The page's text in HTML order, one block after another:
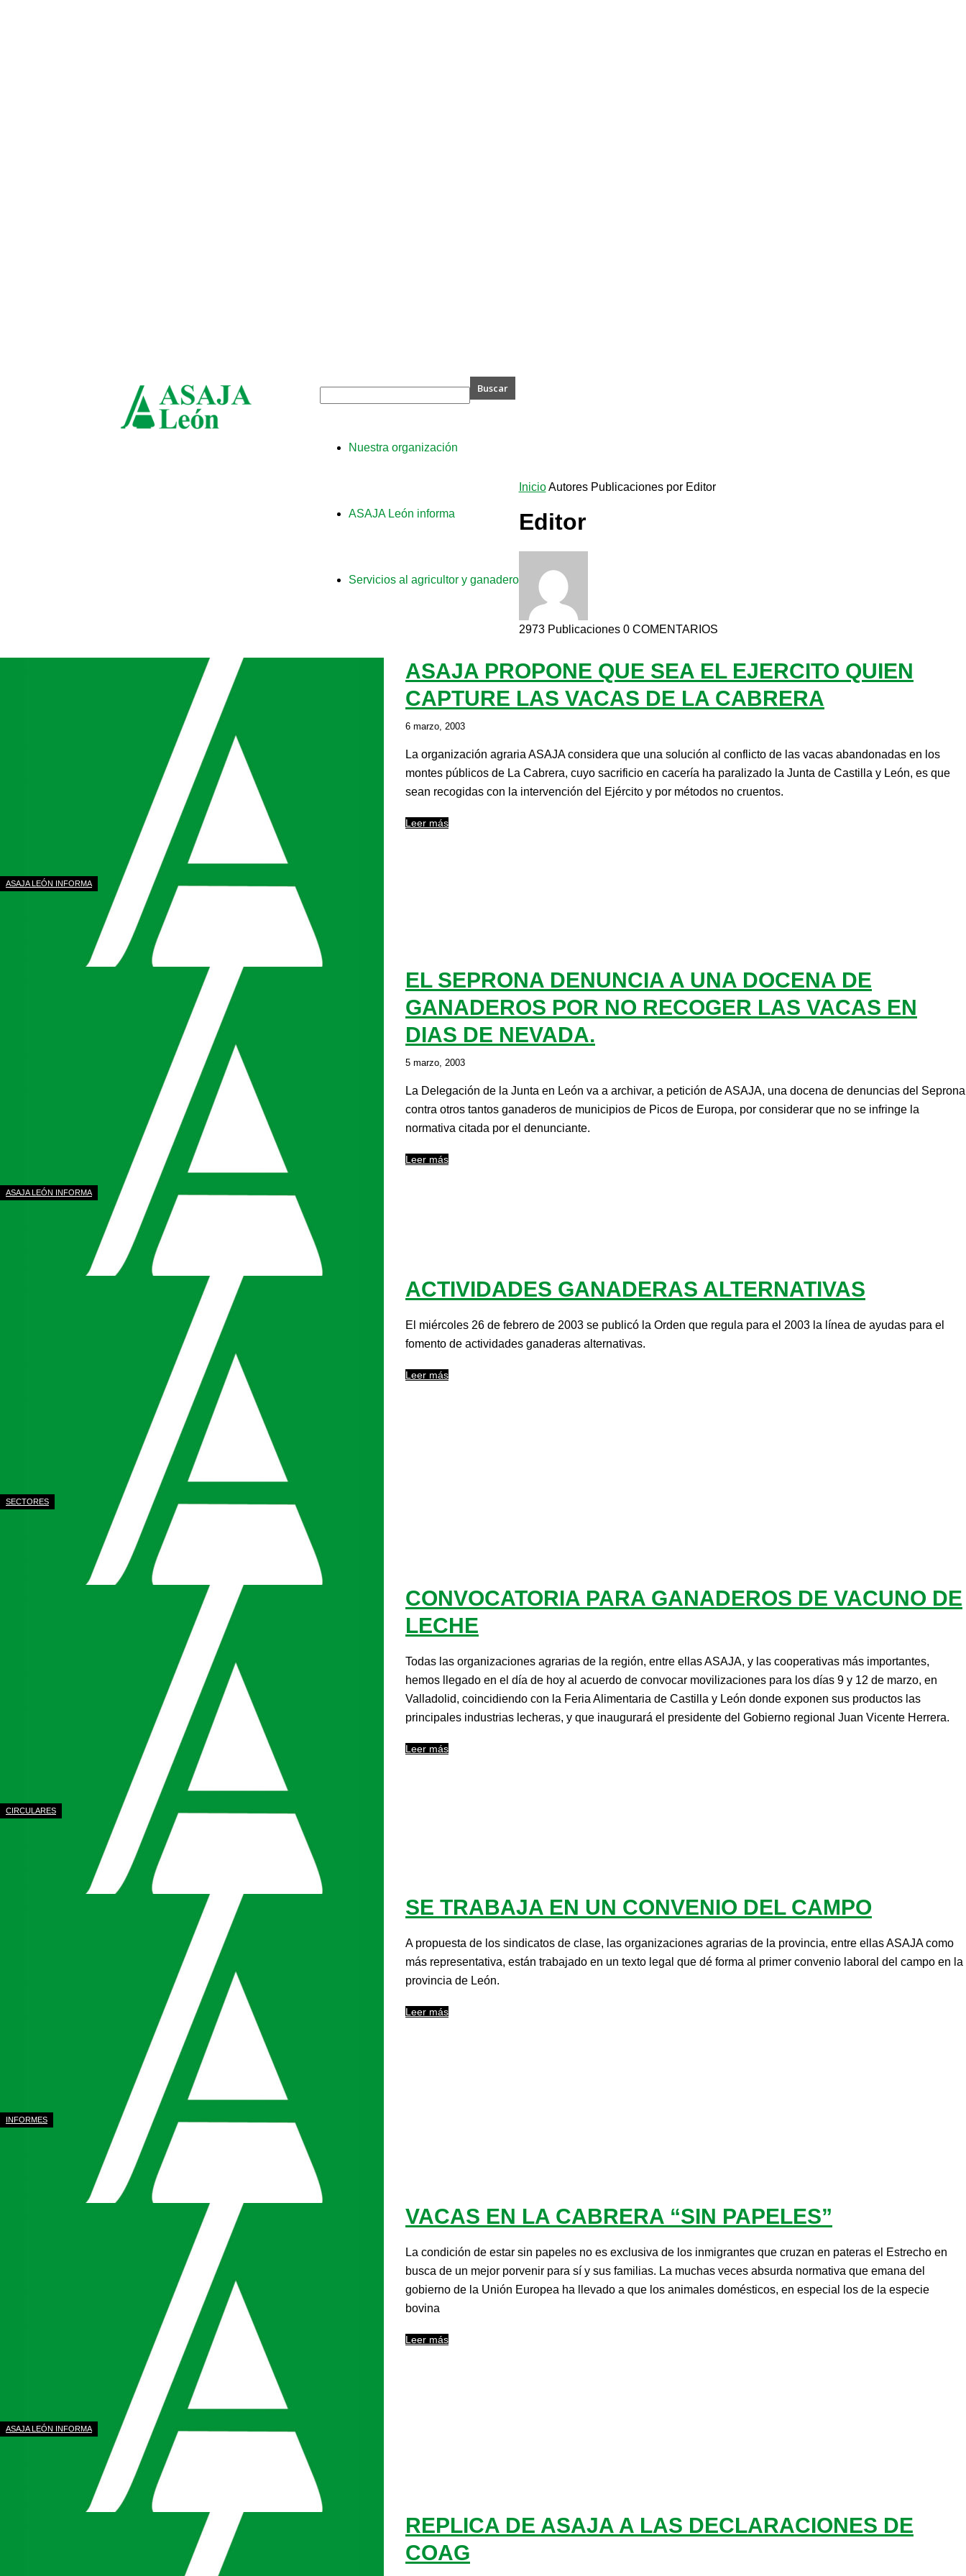
Nuestra organización
ASAJA León informa
Servicios al agricultor y ganadero
Inicio Autores Publicaciones por Editor
Editor
2973 Publicaciones 0 COMENTARIOS
ASAJA LEÓN INFORMA
ASAJA PROPONE QUE SEA EL EJERCITO QUIEN
CAPTURE LAS VACAS DE LA CABRERA
6 marzo, 2003
La organización agraria ASAJA considera que una solución al conflicto de las vacas abandonadas en los
montes públicos de La Cabrera, cuyo sacrificio en cacería ha paralizado la Junta de Castilla y León, es que
sean recogidas con la intervención del Ejército y por métodos no cruentos.
Leer más
ASAJA LEÓN INFORMA
EL SEPRONA DENUNCIA A UNA DOCENA DE
GANADEROS POR NO RECOGER LAS VACAS EN
DIAS DE NEVADA.
5 marzo, 2003
La Delegación de la Junta en León va a archivar, a petición de ASAJA, una docena de denuncias del Seprona
contra otros tantos ganaderos de municipios de Picos de Europa, por considerar que no se infringe la
normativa citada por el denunciante.
Leer más
SECTORES
ACTIVIDADES GANADERAS ALTERNATIVAS
El miércoles 26 de febrero de 2003 se publicó la Orden que regula para el 2003 la línea de ayudas para el
fomento de actividades ganaderas alternativas.
Leer más
CIRCULARES
CONVOCATORIA PARA GANADEROS DE VACUNO DE
LECHE
Todas las organizaciones agrarias de la región, entre ellas ASAJA, y las cooperativas más importantes,
hemos llegado en el día de hoy al acuerdo de convocar movilizaciones para los días 9 y 12 de marzo, en
Valladolid, coincidiendo con la Feria Alimentaria de Castilla y León donde exponen sus productos las
principales industrias lecheras, y que inaugurará el presidente del Gobierno regional Juan Vicente Herrera.
Leer más
INFORMES
SE TRABAJA EN UN CONVENIO DEL CAMPO
A propuesta de los sindicatos de clase, las organizaciones agrarias de la provincia, entre ellas ASAJA como
más representativa, están trabajado en un texto legal que dé forma al primer convenio laboral del campo en la
provincia de León.
Leer más
ASAJA LEÓN INFORMA
VACAS EN LA CABRERA “SIN PAPELES”
La condición de estar sin papeles no es exclusiva de los inmigrantes que cruzan en pateras el Estrecho en
busca de un mejor porvenir para sí y sus familias. La muchas veces absurda normativa que emana del
gobierno de la Unión Europea ha llevado a que los animales domésticos, en especial los de la especie
bovina
Leer más
REPLICA DE ASAJA A LAS DECLARACIONES DE
COAG